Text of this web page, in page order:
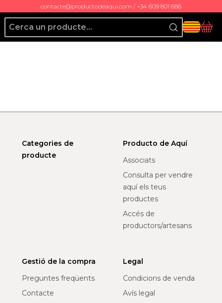
contacte@productodeaqui.com / +34 609 801 686
Producto de Aquí
Categories de
producte
Producto de Aquí
Associats
Consulta per vendre
aquí els teus
productes
Accés de
productors/artesans
Gestió de la compra
Preguntes freqüents
Contacte
Legal
Condicions de venda
Avís legal